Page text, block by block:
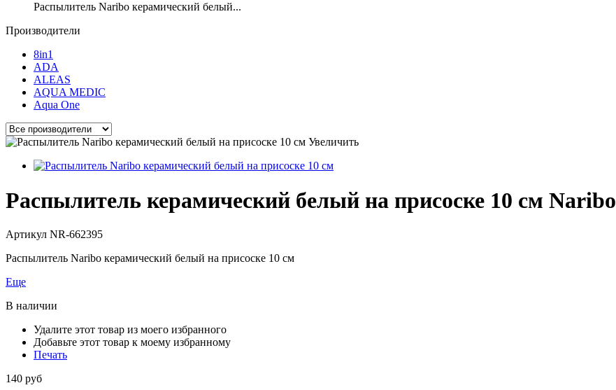
Распылитель Naribo керамический белый...
Производители
8in1
ADA
ALEAS
AQUA MEDIC
Aqua One
Увеличить
Распылитель керамический белый на присоске 10 см Naribo
Артикул NR-662395
Распылитель Naribo керамический белый на присоске 10 см
Еще
В наличии
Удалите этот товар из моего избранного
Добавьте этот товар к моему избранному
Печать
140 руб